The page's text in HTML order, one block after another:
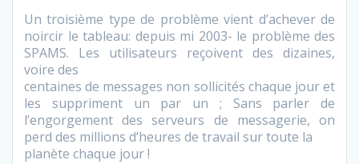
Un troisième type de problème vient d’achever de
noircir le tableau: depuis mi 2003- le problème des
SPAMS. Les utilisateurs reçoivent des dizaines,
voire des
centaines de messages non sollicités chaque jour et
les suppriment un par un ; Sans parler de
l’engorgement des serveurs de messagerie, on
perd des millions d’heures de travail sur toute la
planète chaque jour !